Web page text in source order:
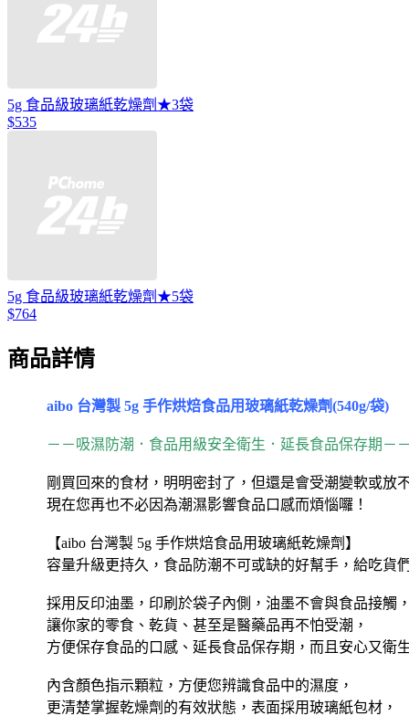
5g 食品級玻璃紙乾燥劑★3袋
$535
5g 食品級玻璃紙乾燥劑★5袋
$764
商品詳情
aibo 台灣製 5g 手作烘焙食品用玻璃紙乾燥劑(540g/袋)
－－吸濕防潮．食品用級安全衛生．延長食品保存期－
剛買回來的食材，明明密封了，但還是會受潮變軟或放
現在您再也不必因為潮濕影響食品口感而煩惱囉！
【aibo 台灣製 5g 手作烘焙食品用玻璃紙乾燥劑】
容量升級更持久，食品防潮不可或缺的好幫手，給吃貨
採用反印油墨，印刷於袋子內側，油墨不會與食品接觸
讓你家的零食、乾貨、甚至是醫藥品再不怕受潮，
方便保存食品的口感、延長食品保存期，而且安心又衛
內含顏色指示顆粒，方便您辨識食品中的濕度，
更清楚掌握乾燥劑的有效狀態，表面採用玻璃紙包材，